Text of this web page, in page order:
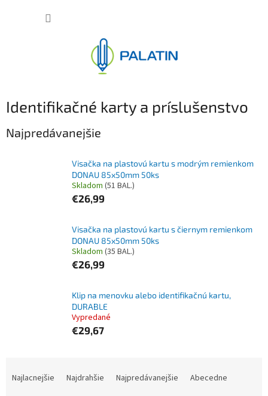
Identifikačné karty a príslušenstvo
Najpredávanejšie
Visačka na plastovú kartu s modrým remienkom
DONAU 85x50mm 50ks
Skladom (51 BAL.)
€26,99
Visačka na plastovú kartu s čiernym remienkom
DONAU 85x50mm 50ks
Skladom (35 BAL.)
€26,99
Klip na menovku alebo identifikačnú kartu,
DURABLE
Vypredané
€29,67
Najlacnejšie Najdrahšie Najpredávanejšie Abecedne